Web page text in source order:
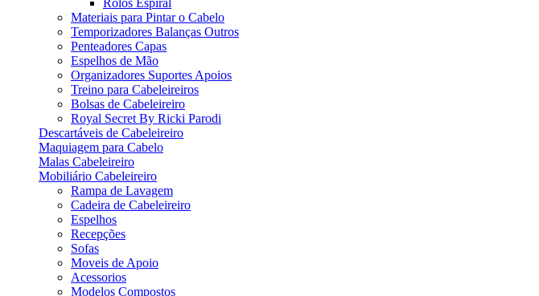
Rolos Espiral
Materiais para Pintar o Cabelo
Temporizadores Balanças Outros
Penteadores Capas
Espelhos de Mão
Organizadores Suportes Apoios
Treino para Cabeleireiros
Bolsas de Cabeleireiro
Royal Secret By Ricki Parodi
Descartáveis de Cabeleireiro
Maquiagem para Cabelo
Malas Cabeleireiro
Mobiliário Cabeleireiro
Rampa de Lavagem
Cadeira de Cabeleireiro
Espelhos
Recepções
Sofas
Moveis de Apoio
Acessorios
Modelos Compostos